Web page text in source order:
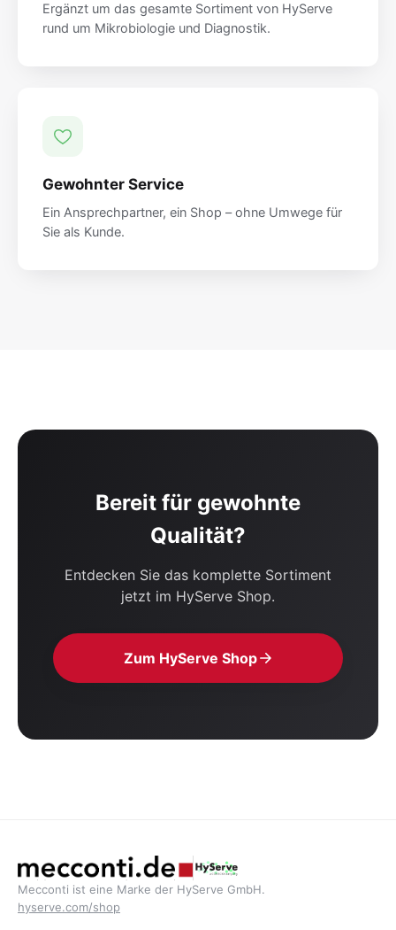
Ergänzt um das gesamte Sortiment von HyServe
rund um Mikrobiologie und Diagnostik.
Gewohnter Service
Ein Ansprechpartner, ein Shop – ohne Umwege für
Sie als Kunde.
Bereit für gewohnte
Qualität?
Entdecken Sie das komplette Sortiment
jetzt im HyServe Shop.
Zum HyServe Shop
Mecconti ist eine Marke der HyServe GmbH.
hyserve.com/shop